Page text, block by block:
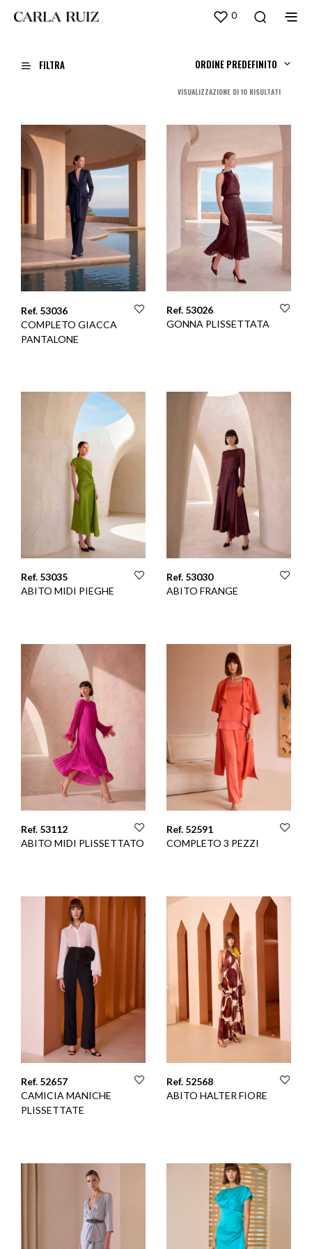
0
FILTRA ORDINE PREDEFINITO
VISUALIZZAZIONE DI 10 RISULTATIORDINA
BASE
AL
Ref. 53036
COMPLETO GIACCA
PANTALONE
Ref. 53026
GONNA PLISSETTATA
Ref. 53035
ABITO MIDI PIEGHE
Ref. 53030
ABITO FRANGE
Ref. 53112
ABITO MIDI PLISSETTATO
Ref. 52591
COMPLETO 3 PEZZI
Ref. 52657
CAMICIA MANICHE
PLISSETTATE
Ref. 52568
ABITO HALTER FIORE